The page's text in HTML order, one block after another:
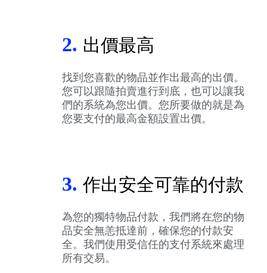
2. 出價最高
找到您喜歡的物品並作出最高的出價。
您可以跟隨拍賣進行到底，也可以讓我
們的系統為您出價。您所要做的就是為
您要支付的最高金額設置出價。
3. 作出安全可靠的付款
為您的獨特物品付款，我們將在您的物
品安全無恙抵達前，確保您的付款安
全。我們使用受信任的支付系統來處理
所有交易。